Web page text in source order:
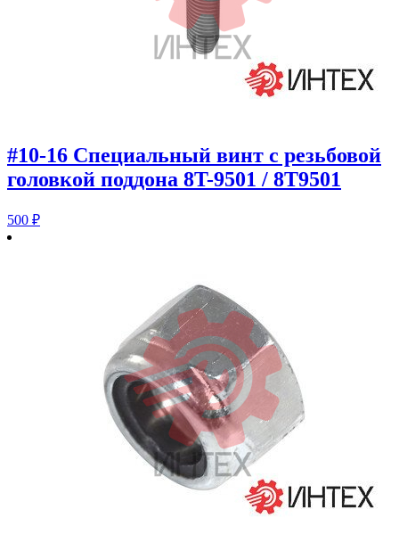
#10-16 Специальный винт с резьбовой
головкой поддона 8T-9501 / 8T9501
500 ₽